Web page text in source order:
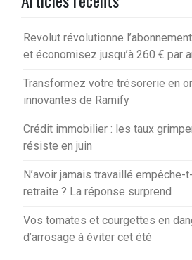
Revolut révolutionne
et économisez jusqu’à 260 € par
Transformez votre trésorerie en
innovantes de Ramify
Crédit immobilier : les taux
résiste en juin
N’avoir jamais travaillé empêche-
retraite ? La réponse surprend
Vos tomates et courgettes en
d’arrosage à éviter cet été